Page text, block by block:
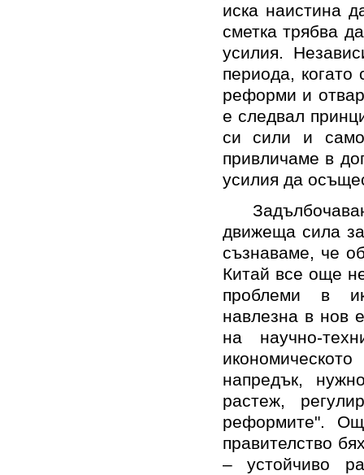
иска наистина
сметка трябва
усилия.
периода,
реформи и
е следвал
си сили и
привличаме в
усилия да
движеща сила
съзнаваме, че
Китай все още
проблеми в
навлезна в нов
на научно-
напредък,
растеж,
реформите".
правителство
– устойчиво